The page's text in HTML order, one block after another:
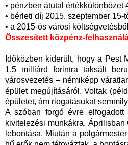
• pénzben átutal értékkülönbözet
• bérleti díj 2015. szeptember
• a 2015-ös városi
Összesített közpénz-
Időközben kiderült, hogy a Pest
1,5 milliárd forintra taksált
városvezetés – némiképp
épület megújításáról. Voltak
épületet, ám riogatásukat
A szóban forgó évre
kivitelezési munkákra.
lebontása. Miután a